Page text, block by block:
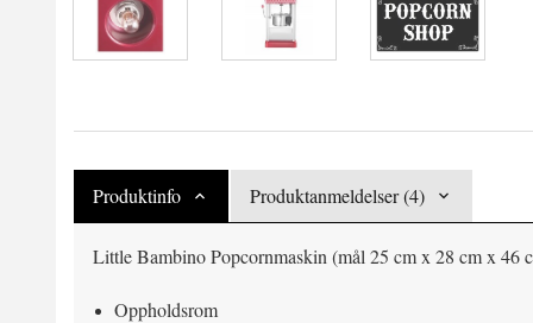
Produktinfo Produktanmeldelser (4)
Little Bambino Popcornmaskin (mål 25 cm x 28 cm x 46
Oppholdsrom